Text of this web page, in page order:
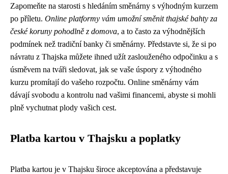
Zapomeňte na starosti s hledáním směnárny s výhodným kurzem
po příletu. Online platformy vám umožní směnit thajské bahty za
české koruny pohodlně z domova, a to často za výhodnějších
podmínek než tradiční banky či směnárny. Představte si, že si po
návratu z Thajska můžete ihned užít zaslouženého odpočinku a s
úsměvem na tváři sledovat, jak se vaše úspory z výhodného
kurzu promítají do vašeho rozpočtu. Online směnárny vám
dávají svobodu a kontrolu nad vašimi financemi, abyste si mohli
plně vychutnat plody vašich cest.
Platba kartou v Thajsku a poplatky
Platba kartou je v Thajsku široce akceptována a představuje